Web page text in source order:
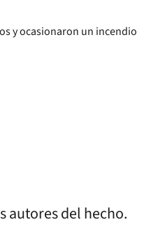
autores del hecho.